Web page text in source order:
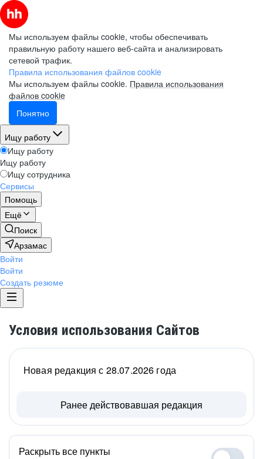
Мы используем файлы cookie, чтобы обеспечивать
правильную работу нашего веб-сайта и анализировать
сетевой трафик.
Правила использования файлов cookie
Мы используем файлы cookie. Правила использования
файлов cookie
Понятно
Ищу работу
Ищу работу
Ищу работу
Ищу сотрудника
Сервисы
Помощь
Ещё
Поиск
Арзамас
Войти
Войти
Создать резюме
Условия использования Сайтов
Новая редакция с 28.07.2026 года
Ранее действовавшая редакция
Раскрыть все пункты